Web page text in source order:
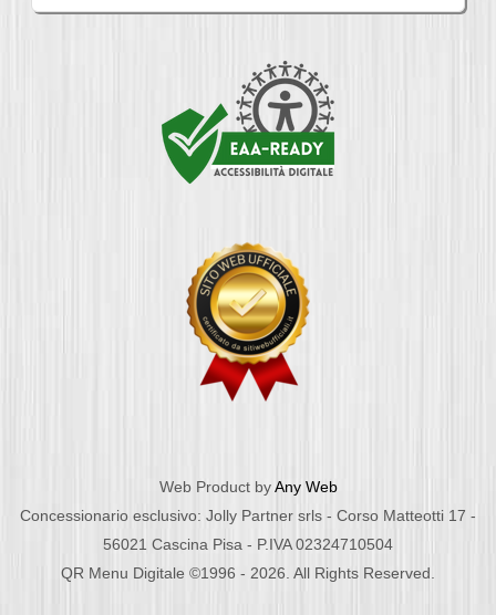
Web Product byAny Web
Concessionario esclusivo: Jolly Partner srls - Corso Matteotti 17 -
56021 Cascina Pisa - P.IVA 02324710504
QR Menu Digitale ©1996 - 2026. All Rights Reserved.